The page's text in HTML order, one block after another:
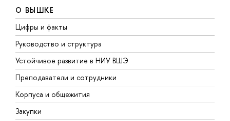
О ВЫШКЕ
Цифры и факты
Руководство и структура
Устойчивое развитие в НИУ ВШЭ
Преподаватели и сотрудники
Корпуса и общежития
Закупки